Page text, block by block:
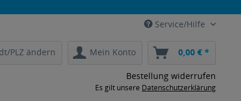
Service/Hilfe
PLZ ändern Mein Konto 0,00 € *
Bestellung widerrufen
Es gilt unsere Datenschutzerklärung